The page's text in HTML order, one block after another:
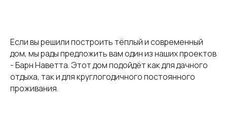
Если вы решили построить тёплый и современный
дом, мы рады предложить вам один из наших проектов
- Барн Наветта. Этот дом подойдёт как для дачного
отдыха, так и для круглогодичного постоянного
проживания.